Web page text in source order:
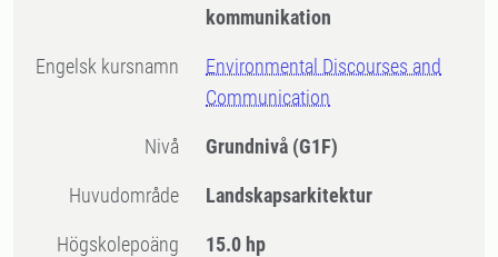
kommunikation
Engelsk kursnamn
Environmental Discourses and
Communication
Nivå Grundnivå (G1F)
Huvudområde Landskapsarkitektur
högskolepoäng 15.0 hp